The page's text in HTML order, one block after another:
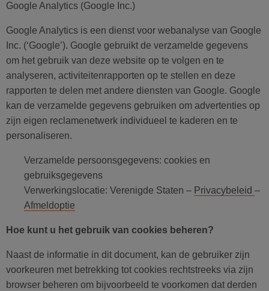
Google Analytics (Google Inc.)
Google Analytics is een dienst voor webanalyse van Google
Inc. (‘Google’). Google gebruikt de verzamelde gegevens
om het gebruik van deze website op te volgen en te
analyseren, activiteitenrapporten op te stellen en deze
rapporten te delen met andere diensten van Google. Google
kan de verzamelde gegevens gebruiken om advertenties op
zijn eigen reclamenetwerk individueel te kaderen en te
personaliseren.
Verzamelde persoonsgegevens: cookies en
gebruiksgegevens
Verwerkingslocatie: Verenigde Staten – Privacybeleid –
Afmeldoptie
Hoe kunt u het gebruik van cookies beheren?
Naast de informatie in dit document, kan de gebruiker zijn
voorkeuren met betrekking tot cookies rechtstreeks via zijn
browser beheren om bijvoorbeeld te voorkomen dat derden